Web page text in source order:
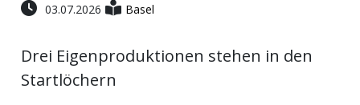
Veranstaltungen
Stellen
03.07.2026 Basel
Drei Eigenproduktionen stehen in den
Startlöchern